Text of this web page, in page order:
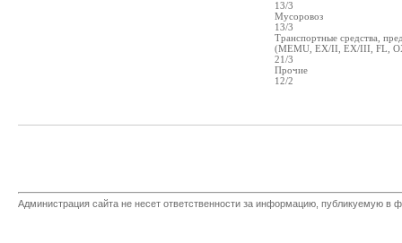
13/3
Мусоровоз
13/3
Транспортные средства,
(MEMU, EX/II, EX/III, FL,
21/3
Прочие
12/2
Администрация сайта не несет ответственности за информацию, публикуемую